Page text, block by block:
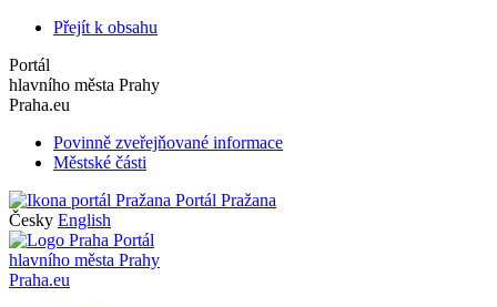
Přejít k obsahu
Portál
hlavního města Prahy
Praha.eu
Povinně zveřejňované informace
Městské části
Portál Pražana
Česky English
Portál
hlavního města Prahy
Praha.eu